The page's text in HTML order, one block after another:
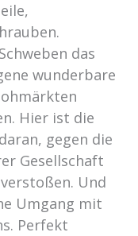
das
wunderbare
Hier ist die
gegen die
Gesellschaft
Und
Umgang mit
Perfekt